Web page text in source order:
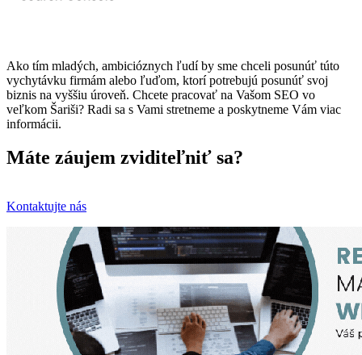
Ako tím mladých, ambicióznych ľudí by sme chceli posunúť túto
vychytávku firmám alebo ľuďom, ktorí potrebujú posunúť svoj
biznis na vyššiu úroveň. Chcete pracovať na Vašom SEO vo
veľkom Šariši? Radi sa s Vami stretneme a poskytneme Vám viac
informácii.
Máte záujem zviditeľniť sa?
Kontaktujte nás